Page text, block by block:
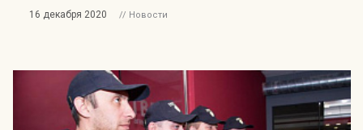
16 декабря 2020 // Новости